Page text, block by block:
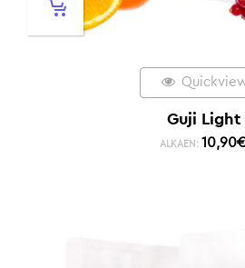
Guji Light
ALKAEN: 10,90